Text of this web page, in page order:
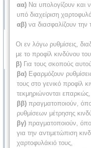
αα) Να υπολογίζουν και
υπό διαχείριση
αβ) να διασφαλίζουν
Οι εν λόγω ρυθμίσεις,
με το προφίλ κινδύνου
β) Για τους σκοπούς
βα) Εφαρμόζουν
τους στο γενικό προφίλ
τεκμηριώνονται επαρκώς,
ββ) πραγματοποιούν,
ρυθμίσεων μέτρησης
βγ) πραγματοποιούν,
για την αντιμετώπιση
χαρτοφυλάκιό τους,